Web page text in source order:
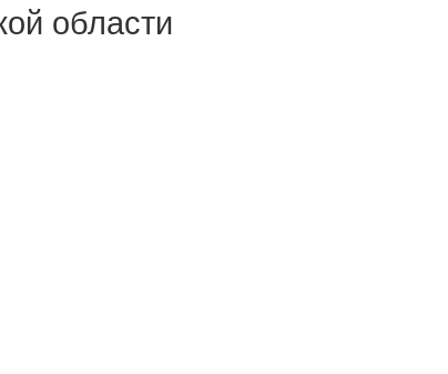
области